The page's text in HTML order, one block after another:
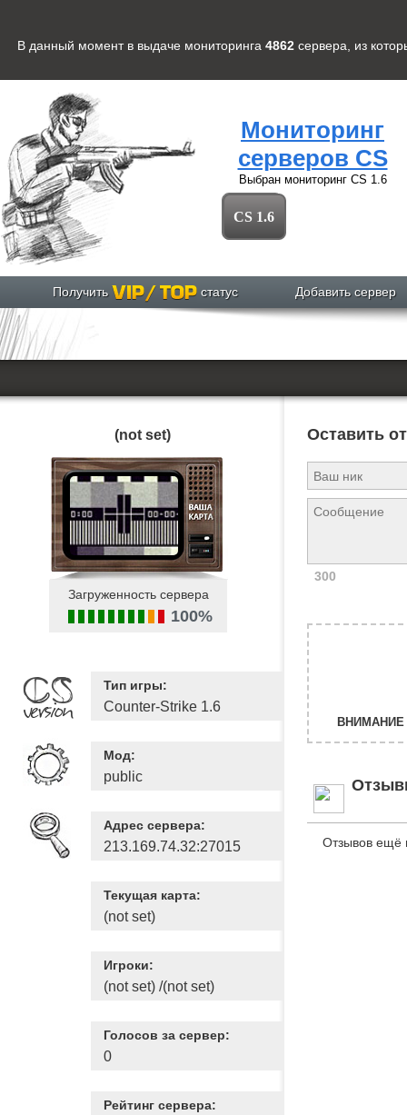
В данный момент в выдаче мониторинга 4862 сервера , из
Мониторинг
серверов CS
Выбран мониторинг CS 1.6
CS 1.6
Получить статус Добавить сервер
(not set)
Загруженность сервера
100%
Тип игры:
Counter-Strike 1.6
Мод:
public
Адрес сервера:
213.169.74.32:27015
Текущая карта:
(not set)
Игроки:
(not set) /(not set)
Голосов за сервер:
0
Рейтинг сервера:
Оставить
300
ВНИМАНИЕ
Отзывов ещё